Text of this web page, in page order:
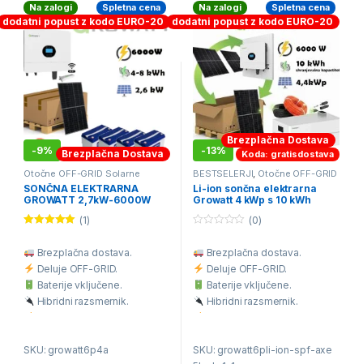
Dostava:Brezplačna v
Sloveniji.
Na zalogi
-9%
Spletna cena
dodatni popust z kodo EURO-20
Brezplačna Dostava
Otočne OFF-GRID Solarne
Elektrarne
SONČNA ELEKTRARNA
GROWATT 2,7kW-6000W
(1)
Brezplačna dostava.
Deluje OFF-GRID.
Baterije vključene.
Hibridni razsmernik.
Avtonomija 1 dneva: 2-4
SKU: growatt6p4a
Na zalogi
-13%
Spletna cena
dodatni popust z kodo EURO-20
Brezplačna Dostava
Koda: gratisdostava
BESTSELERJI Otočne OFF-GRID
Solarne Elektrarne
solarni kompleti
Li-ion sončna elektrarna
Growatt 4 kWp s 10 kWh
grid solarna rešitev
u
o
f
5
(0)
Brezplačna dostava.
Deluje OFF-GRID.
Baterije vključene.
Hibridni razsmernik.
SKU: growatt6pli-ion-spf-axe